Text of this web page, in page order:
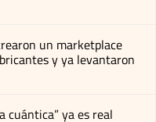
un marketplace
y ya levantaron
cuántica” ya es real